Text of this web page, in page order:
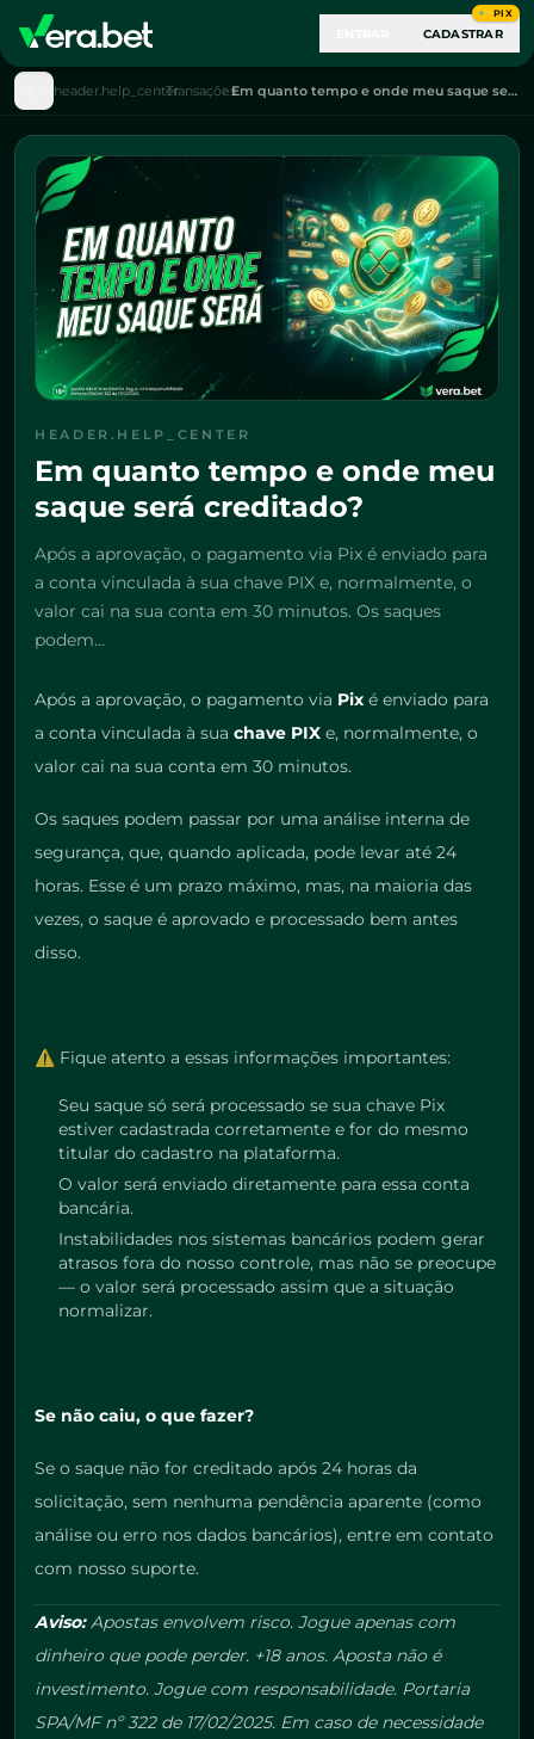
CADASTRAR
PIX
header.help_centerTransações Em quanto tempo e onde meu saque será creditado?
HEADER.HELP_CENTER
Em quanto tempo e onde meu
saque será creditado?
Após a aprovação, o pagamento via Pix é enviado para
a conta vinculada à sua chave PIX e, normalmente, o
valor cai na sua conta em 30 minutos. Os saques
podem…
Após a aprovação, o pagamento via Pix é enviado para
a conta vinculada à sua chave PIX e, normalmente, o
valor cai na sua conta em 30 minutos.
Os saques podem passar por uma análise interna de
segurança, que, quando aplicada, pode levar até 24
horas. Esse é um prazo máximo, mas, na maioria das
vezes, o saque é aprovado e processado bem antes
disso.
⚠️ Fique atento a essas informações importantes:
Seu saque só será processado se sua chave Pix
estiver cadastrada corretamente e for do mesmo
titular do cadastro na plataforma.
O valor será enviado diretamente para essa conta
bancária.
Instabilidades nos sistemas bancários podem gerar
atrasos fora do nosso controle, mas não se preocupe
— o valor será processado assim que a situação
normalizar.
Se não caiu, o que fazer?
Se o saque não for creditado após 24 horas da
solicitação, sem nenhuma pendência aparente (como
análise ou erro nos dados bancários), entre em contato
com nosso suporte.
Aviso:Apostas envolvem risco. Jogue apenas com
dinheiro que pode perder. +18 anos. Aposta não é
investimento. Jogue com responsabilidade. Portaria
SPA/MF nº 322 de 17/02/2025. Em caso de necessidade